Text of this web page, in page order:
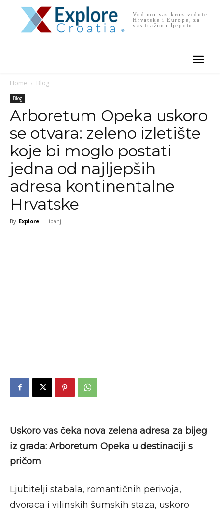
Vodimo vas kroz vedute
Hrvatske i Europe, za
vas tražimo ljepotu.
Home Blog
Blog
Arboretum Opeka uskoro
se otvara: zeleno izletište
koje bi moglo postati
jedna od najljepših
adresa kontinentalne
Hrvatske
By Explore - lipanj
Uskoro vas čeka nova zelena adresa za bijeg
iz grada: Arboretum Opeka u destinaciji s
pričom
Ljubitelji stabala, romantičnih perivoja,
dvoraca i vilinskih šumskih staza, uskoro